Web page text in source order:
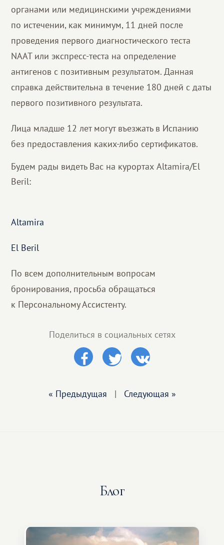
органами или медицинскими учреждениями
по истечении, как минимум, 11 дней после
проведения первого диагностического теста
NAAT или экспресс-теста на определение
антигенов с позитивным результатом. Данная
справка действительна в течение 180 дней с даты
первого позитивного результата.
Лица младше 12 лет могут въезжать в Испанию
без предоставления каких-либо сертификатов.
Будем рады видеть Вас на курортах Altamira/El
Beril:
Altamira
El Beril
По всем дополнительным вопросам
бронирования, просьба обращаться
к Персональному Ассистенту.
Поделиться в социальных сетях
« Предыдущая | Следующая »
Блог